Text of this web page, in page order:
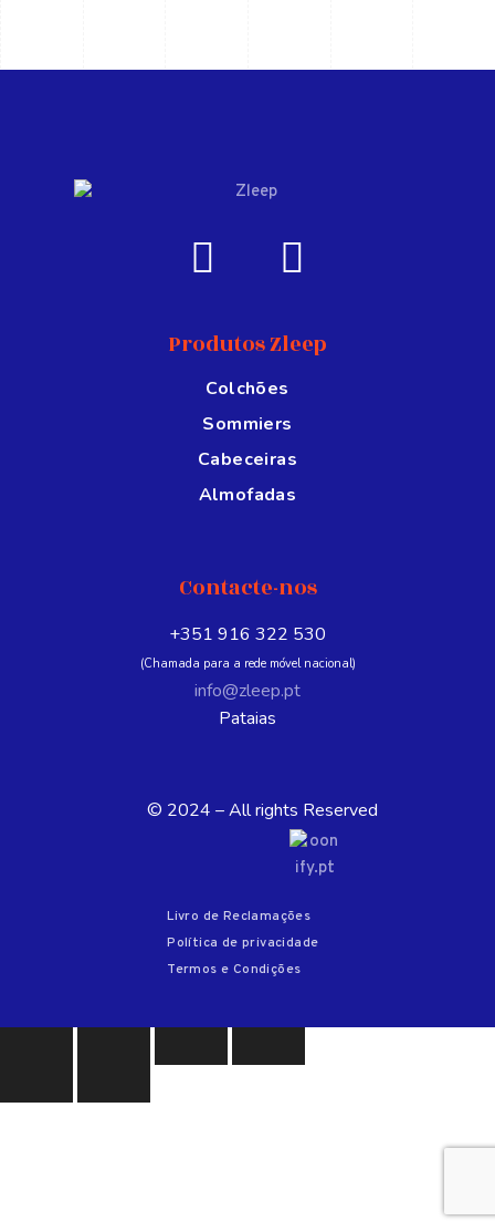
Produtos Zleep
Colchões
Sommiers
Cabeceiras
Almofadas
Contacte-nos
+351 916 322 530
(Chamada para a rede móvel nacional)
info@zleep.pt
Pataias
© 2024 – All rights Reserved
Livro de Reclamações
Política de privacidade
Termos e Condições